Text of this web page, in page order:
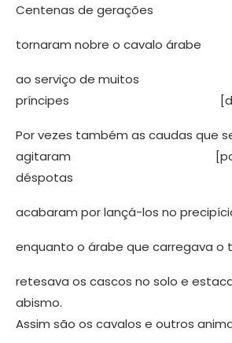
Centenas de gerações
tornaram nobre o cavalo árabe
ao serviço de muitos
príncipes
Por vezes também as caudas que
agitaram [por
déspotas
acabaram por lançá-los no
enquanto o árabe que carregava o
retesava os cascos no solo e
abismo.
Assim são os cavalos e outros